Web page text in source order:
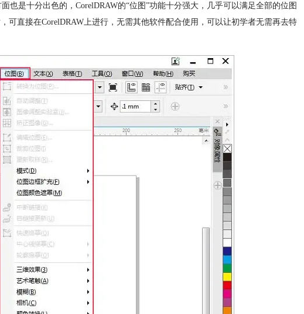
也是十分出色的，CorelDRAW的“位图”功能十分强大，几乎可以满足全部的位图
可直接在CorelDRAW上进行，无需其他软件配合使用，可以让初学者无需再去特